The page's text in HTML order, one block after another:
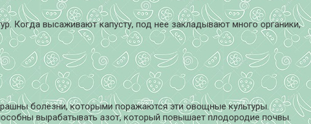
Когда высаживают капусту, под нее закладывают много органики,
болезни, которыми поражаются эти овощные культуры.
вырабатывать азот, который повышает плодородие почвы.